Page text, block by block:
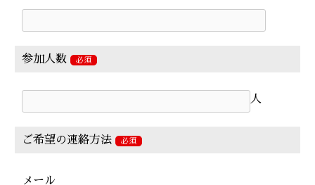
参加人数 必須
人
ご希望の連絡方法 必須